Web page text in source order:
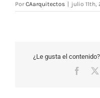
PorCAarquitectos julio 11th,
¿Le gusta el